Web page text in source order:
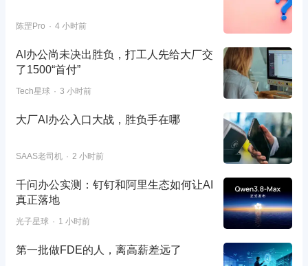
陈罡Pro 4 小时前
AI办公尚未决出胜负，打工人先给大厂交
了1500“首付”
Tech星球 3 小时前
大厂AI办公入口大战，胜负手在哪
SAAS老司机 2 小时前
千问办公实测：钉钉和阿里生态如何让AI
真正落地
光子星球 1 小时前
第一批做FDE的人，离高薪差远了